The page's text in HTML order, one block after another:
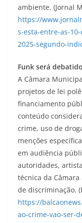
ambiente. (Jornal
https://
s-esta-entre-as-
2025-segundo-
Funk será
A Câmara
projetos de lei
financiamento
conteúdo
crime, uso de
menções
em audiência
autoridades,
técnica da
de discriminação.
https://
ao-crime-vao-ser-